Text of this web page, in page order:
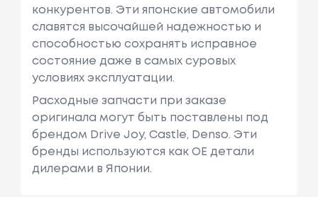
конкурентов. Эти японские автомобили
славятся высочайшей надежностью и
способностью сохранять исправное
состояние даже в самых суровых
условиях эксплуатации.
Расходные запчасти при заказе
оригинала могут быть поставлены под
брендом Drive Joy, Castle, Denso. Эти
бренды используются как ОЕ детали
дилерами в Японии.